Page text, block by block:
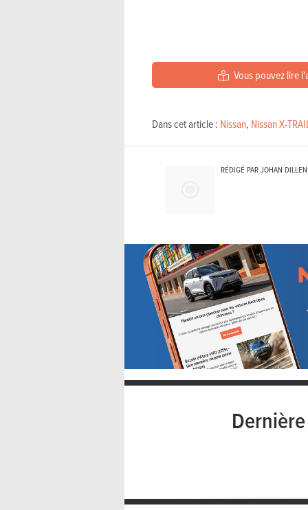
Vous pouvez lire
Dans cet article : Nissan, Nissan X-
RÉDIGÉ PAR JOHAN